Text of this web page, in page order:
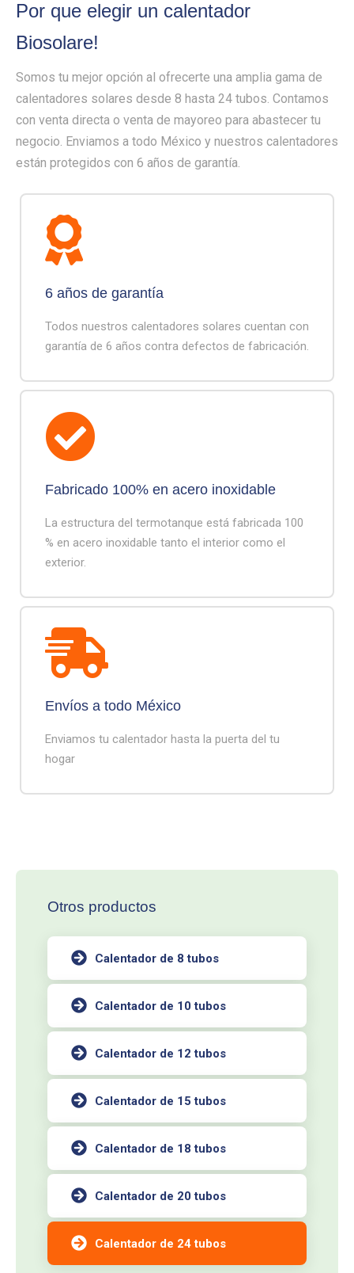
Otros productos
Calentador de 8 tubos
Calentador de 10 tubos
Calentador de 12 tubos
Calentador de 15 tubos
Calentador de 18 tubos
Calentador de 20 tubos
Calentador de 24 tubos
Por que elegir un calentador
Biosolare!
Somos tu mejor opción al ofrecerte una amplia gama de
calentadores solares desde 8 hasta 24 tubos. Contamos
con venta directa o venta de mayoreo para abastecer tu
negocio. Enviamos a todo México y nuestros calentadores
están protegidos con 6 años de garantía.
6 años de garantía
Todos nuestros calentadores solares cuentan con
garantía de 6 años contra defectos de fabricación.
Fabricado 100% en acero inoxidable
La estructura del termotanque está fabricada 100
% en acero inoxidable tanto el interior como el
exterior.
Envíos a todo México
Enviamos tu calentador hasta la puerta del tu
hogar